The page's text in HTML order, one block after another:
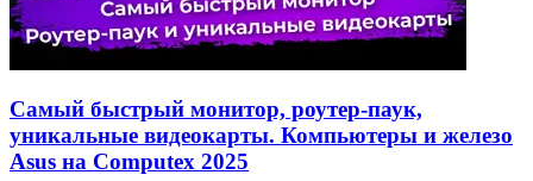
Самый быстрый монитор, роутер-паук,
уникальные видеокарты. Компьютеры и железо
Asus на Computex 2025